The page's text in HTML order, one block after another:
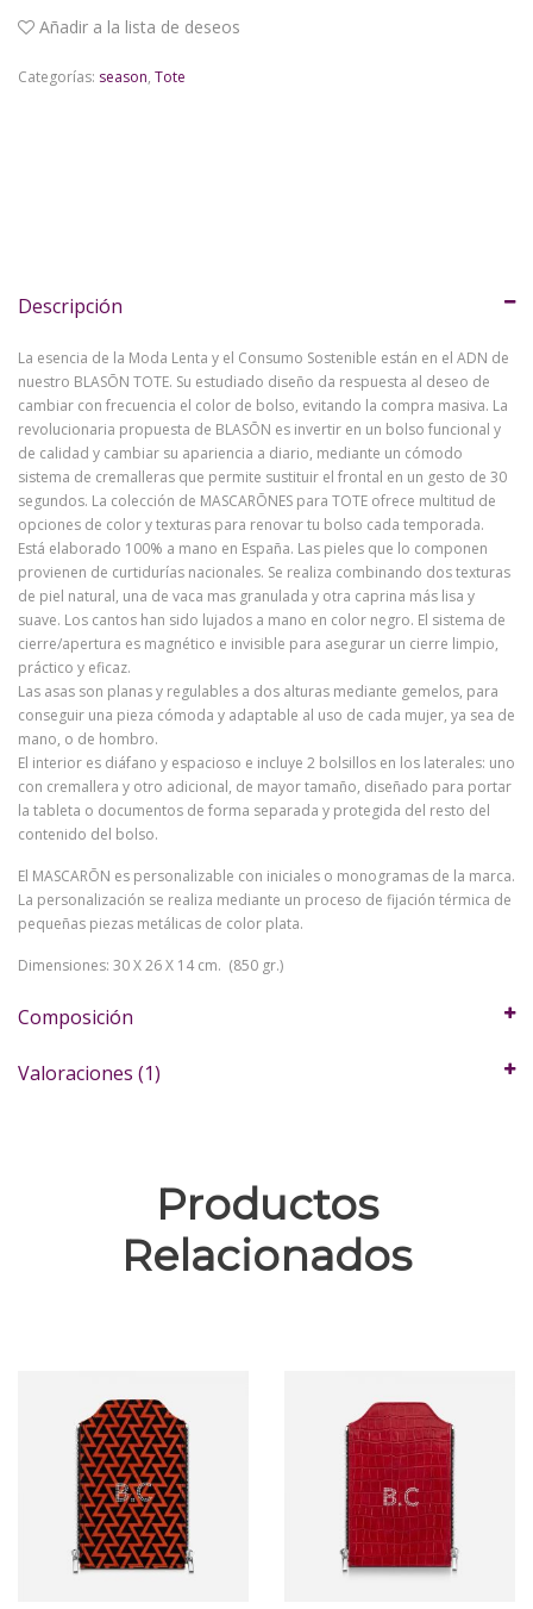
Añadir a la lista de deseos
Categorías: season, Tote
Descripción
La esencia de la Moda Lenta y el Consumo Sostenible están en el ADN de
nuestro BLASŌN TOTE. Su estudiado diseño da respuesta al deseo de
cambiar con frecuencia el color de bolso, evitando la compra masiva. La
revolucionaria propuesta de BLASŌN es invertir en un bolso funcional y
de calidad y cambiar su apariencia a diario, mediante un cómodo
sistema de cremalleras que permite sustituir el frontal en un gesto de 30
segundos. La colección de MASCARŌNES para TOTE ofrece multitud de
opciones de color y texturas para renovar tu bolso cada temporada.
Está elaborado 100% a mano en España. Las pieles que lo componen
provienen de curtidurías nacionales. Se realiza combinando dos texturas
de piel natural, una de vaca mas granulada y otra caprina más lisa y
suave. Los cantos han sido lujados a mano en color negro. El sistema de
cierre/apertura es magnético e invisible para asegurar un cierre limpio,
práctico y eficaz.
Las asas son planas y regulables a dos alturas mediante gemelos, para
conseguir una pieza cómoda y adaptable al uso de cada mujer, ya sea de
mano, o de hombro.
El interior es diáfano y espacioso e incluye 2 bolsillos en los laterales: uno
con cremallera y otro adicional, de mayor tamaño, diseñado para portar
la tableta o documentos de forma separada y protegida del resto del
contenido del bolso.
El MASCARŌN es personalizable con iniciales o monogramas de la marca.
La personalización se realiza mediante un proceso de fijación térmica de
pequeñas piezas metálicas de color plata.
Dimensiones: 30 X 26 X 14 cm. (850 gr.)
Composición
Valoraciones (1)
Productos
Relacionados